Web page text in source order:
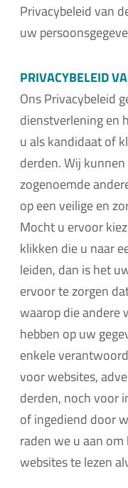
Privacybeleid van
uw
PRIVACYBELEID
Ons Privacybeleid
dienstverlening en
u als kandidaat of
derden. Wij
zogenoemde
op een veilige en
Mocht u ervoor
klikken die u naar
leiden, dan is het
ervoor te zorgen
waarop die andere
hebben op uw
enkele
voor websites,
derden, noch voor
of ingediend door
raden we u aan
websites te lezen